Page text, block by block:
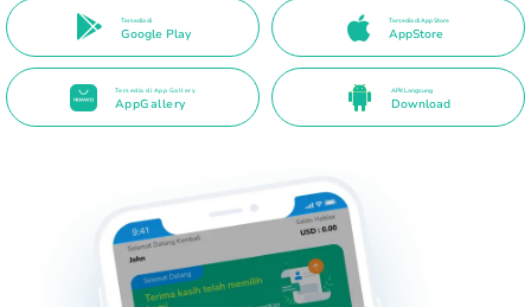
Tersedia di
Google Play
Tersedia di App Store
AppStore
Tersedia di App Gallery
AppGallery
APK Langsung
Download